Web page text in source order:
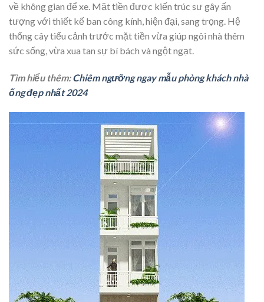
về không gian để xe. Mặt tiền được kiến trúc sư gây ấn
tượng với thiết kế ban công kính, hiện đại, sang trọng. Hệ
thống cây tiểu cảnh trước mặt tiền vừa giúp ngôi nhà thêm
sức sống, vừa xua tan sự bí bách và ngột ngạt.
Tìm hiểu thêm:Chiêm ngưỡng ngay mẫu phòng khách nhà
ống đẹp nhất 2024